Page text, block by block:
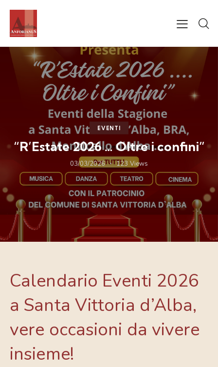
EVENTI
“R’Estate 2026 … Oltre i confini”
03/03/2026 123 Views
Calendario Eventi 2026
a Santa Vittoria d’Alba,
vere occasioni da vivere
insieme!